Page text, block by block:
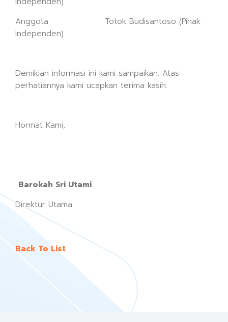
Anggota : Totok Budisantoso (Pihak
Independen)
Demikian informasi ini kami sampaikan. Atas
perhatiannya kami ucapkan terima kasih.
Hormat Kami,
Barokah Sri Utami
Direktur Utama
Back To List